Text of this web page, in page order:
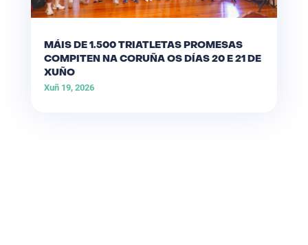
MÁIS DE 1.500 TRIATLETAS PROMESAS
COMPITEN NA CORUÑA OS DÍAS 20 E 21 DE
XUÑO
Xuñ 19, 2026